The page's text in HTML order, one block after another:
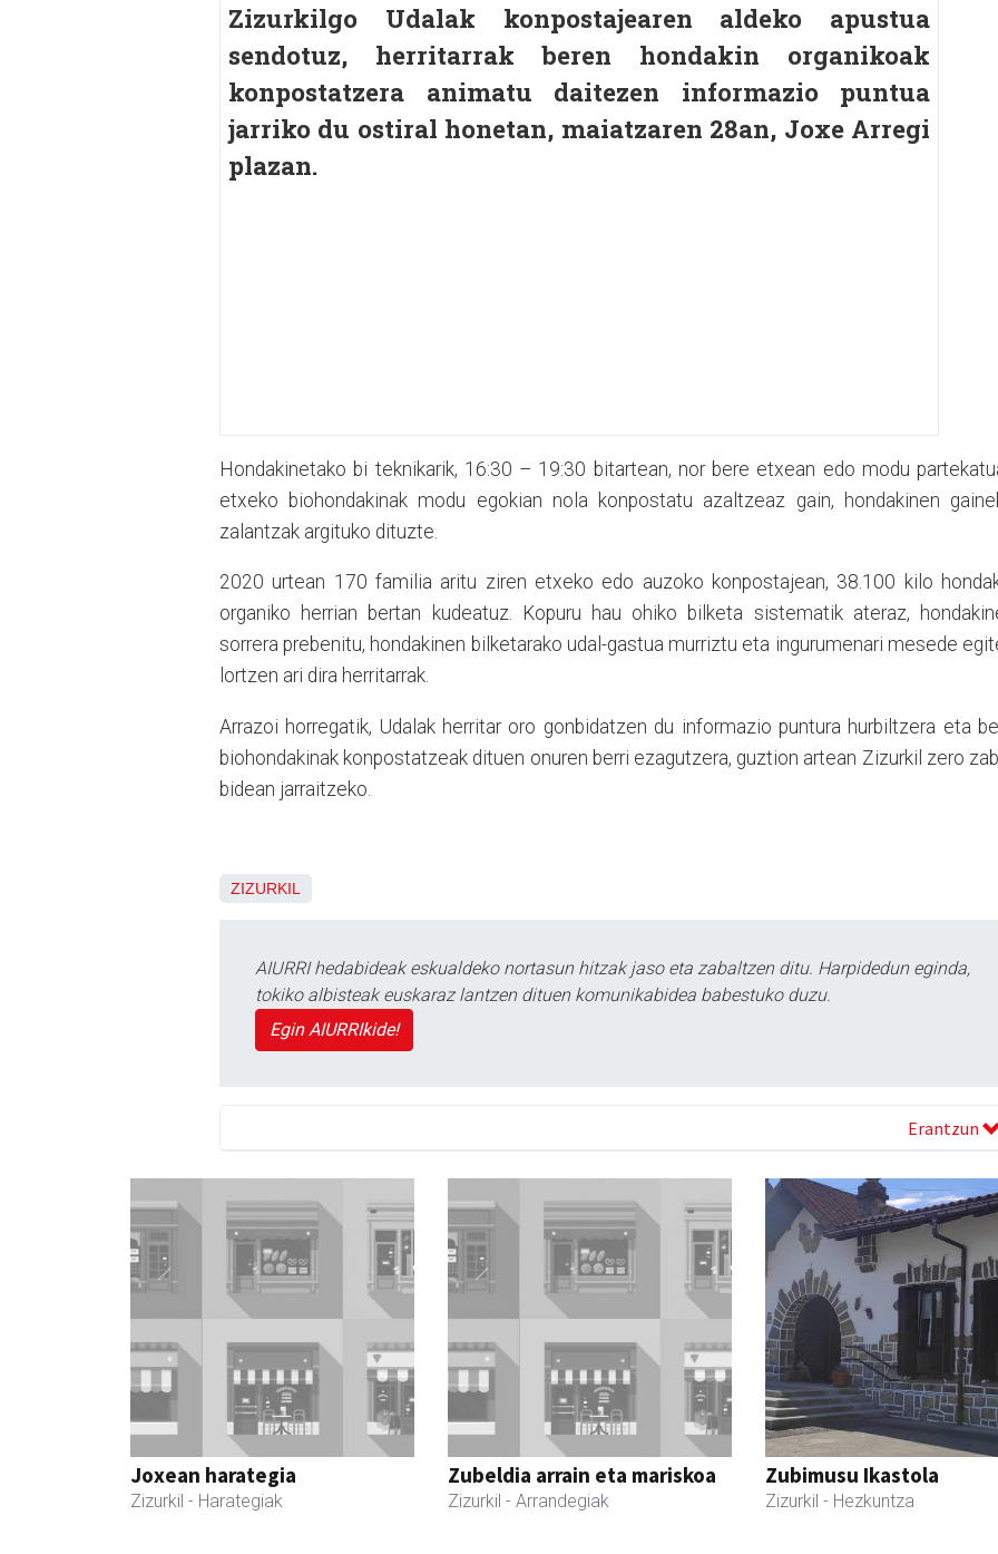
Zizurkilgo Udalak konpostajearen aldeko apustua
sendotuz, herritarrak beren hondakin organikoak
konpostatzera animatu daitezen informazio puntua
jarriko du ostiral honetan, maiatzaren 28an, Joxe Arregi
plazan.
Hondakinetako bi teknikarik, 16:30 – 19:30 bitartean, nor bere etxean edo modu
etxeko biohondakinak modu egokian nola konpostatu azaltzeaz gain, hondakinen
zalantzak argituko dituzte.
2020 urtean 170 familia aritu ziren etxeko edo auzoko konpostajean, 38.100 kilo
organiko herrian bertan kudeatuz. Kopuru hau ohiko bilketa sistematik ateraz,
sorrera prebenitu, hondakinen bilketarako udal-gastua murriztu eta ingurumenari mesede
lortzen ari dira herritarrak.
Arrazoi horregatik, Udalak herritar oro gonbidatzen du informazio puntura hurbiltzera eta
biohondakinak konpostatzeak dituen onuren berri ezagutzera, guztion artean Zizurkil zero
bidean jarraitzeko.
ZIZURKIL
AIURRI hedabideak eskualdeko nortasun hitzak jaso eta zabaltzen ditu. Harpidedun eginda,
tokiko albisteak euskaraz lantzen dituen komunikabidea babestuko duzu.
Egin AIURRIkide!
Erantzun
Joxean harategia
Zizurkil - Harategiak
Zubeldia arrain eta mariskoa
Zizurkil - Arrandegiak
Zubimusu Ikastola
Zizurkil - Hezkuntza